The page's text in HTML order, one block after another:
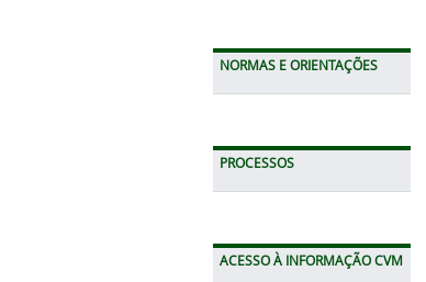
NORMAS E ORIENTAÇÕES
PROCESSOS
ACESSO À INFORMAÇÃO CVM